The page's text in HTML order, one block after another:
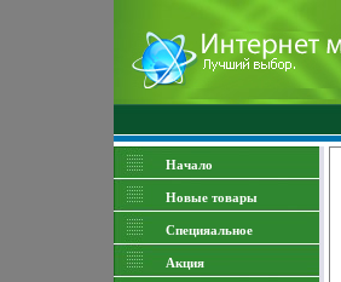
Начало
Новые товары
Специяальное
Акция